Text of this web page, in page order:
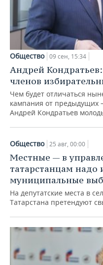
Общество 09 сен, 15:34
Андрей
членов
Чем будет отличаться
кампания от предыдущих
Андрей Кондратьев
Общество 25 авг, 00:00
Местные — в
татарстанцам надо
муниципальные
На депутатские места в
Татарстана претендуют